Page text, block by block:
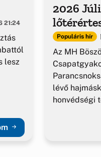
21:24
lesz
2026
Populáris hír
Az MH
lévő
honvédségi